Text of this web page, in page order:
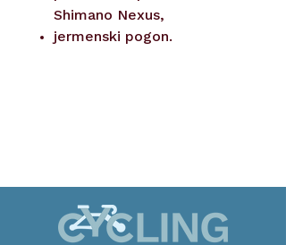
Shimano Nexus,
jermenski pogon.